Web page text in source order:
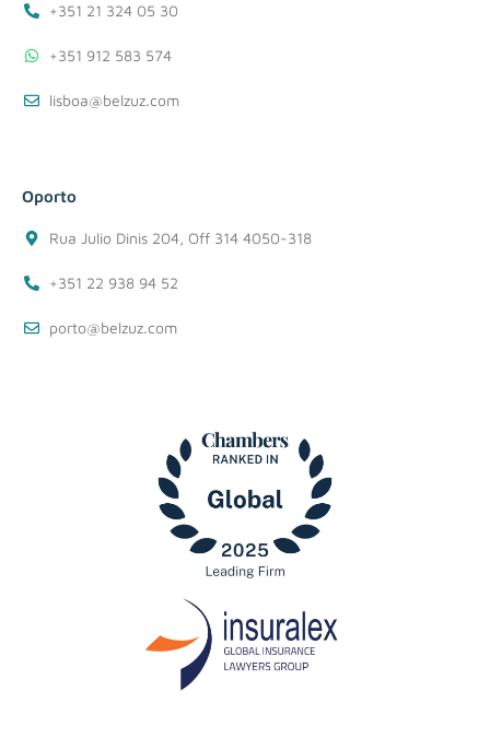
+351 21 324 05 30
+351 912 583 574
lisboa@belzuz.com
Oporto
Rua Julio Dinis 204, Off 314 4050-318
+351 22 938 94 52
porto@belzuz.com